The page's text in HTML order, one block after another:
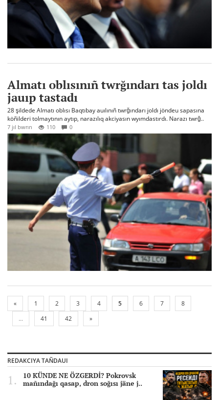
Almatı oblısınıñ twrğındarı tas joldı
jauıp tastadı
28 şildede Almatı oblısı Baqtıbay auılınıñ twrğındarı joldı jöndeu sapasına
köñilderi tolmaytının aytıp, narazılıq akciyasın wyımdastırdı. Narazı twrğ..
7 jıl bwrın 110 0
« 1 2 3 4 5 6 7
8
...
41 42 »
REDAKCIYA TAÑDAUI
10 KÜNDE NE ÖZGERDİ? Pokrovsk
mañındağı qasap, dron soğısı jäne j..